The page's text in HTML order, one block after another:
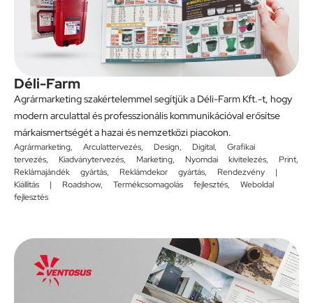
Déli-Farm
Agrármarketing szakértelemmel segítjük a Déli-Farm Kft.-t, hogy
modern arculattal és professzionális kommunikációval erősítse
márkaismertségét a hazai és nemzetközi piacokon.
Agrármarketing, Arculattervezés, Design, Digital, Grafikai
tervezés, Kiadványtervezés, Marketing, Nyomdai kivitelezés, Print,
Reklámajándék gyártás, Reklámdekor gyártás, Rendezvény |
Kiállítás | Roadshow, Termékcsomagolás fejlesztés, Weboldal
fejlesztés